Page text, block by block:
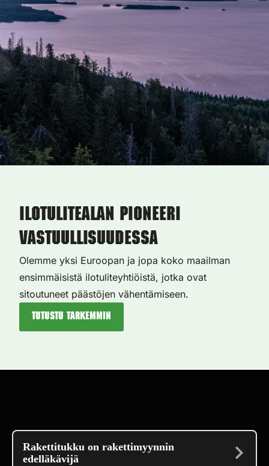
Ilotulitealan pioneeri
vastuullisuudessa
Olemme yksi Euroopan ja jopa koko maailman
ensimmäisistä ilotuliteyhtiöistä, jotka ovat
sitoutuneet päästöjen vähentämiseen.
Tutustu tarkemmin
Rakettitukku on rakettimyynnin
edelläkävijä